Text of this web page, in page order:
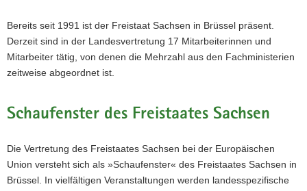
Bereits seit 1991 ist der Freistaat Sachsen in Brüssel präsent.
Derzeit sind in der Landesvertretung 17 Mitarbeiterinnen und
Mitarbeiter tätig, von denen die Mehrzahl aus den Fachministerien
zeitweise abgeordnet ist.
Schaufenster des Freistaates Sachsen
Die Vertretung des Freistaates Sachsen bei der Europäischen
Union versteht sich als »Schaufenster« des Freistaates Sachsen in
Brüssel. In vielfältigen Veranstaltungen werden landesspezifische